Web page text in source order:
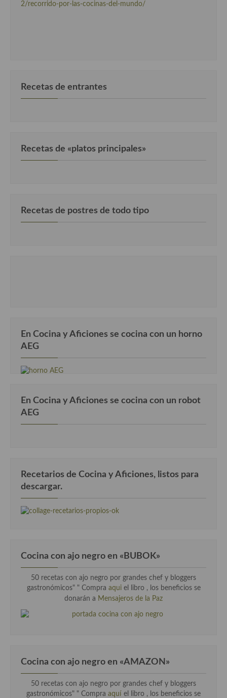
Cocina Luxemburgo
Cocina Sueca
2/recorrido-por-las-cocinas-del-mundo/
Recetas de entrantes
Recetas de «platos principales»
Recetas de postres de todo tipo
En Cocina y Aficiones se cocina con un horno
AEG
En Cocina y Aficiones se cocina con un robot
AEG
Recetarios de Cocina y Aficiones, listos para
descargar.
Cocina con ajo negro en «BUBOK»
50 recetas con ajo negro por grandes chef y bloggers
gastronómicos" " Compra aqui el libro , los beneficios se
donarán a Mensajeros de la Paz
Cocina con ajo negro en «AMAZON»
50 recetas con ajo negro por grandes chef y bloggers
gastronómicos" " Compra aquí el libro , los beneficios se